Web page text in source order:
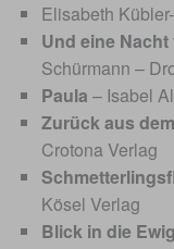
Elisabeth
Und eine
Schürmann –
Paula – Isabel
Zurück aus
Crotona Verlag
Kösel Verlag
Blick in die